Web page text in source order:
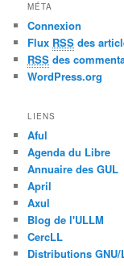
MÉTA
Connexion
Flux RSS des
RSS des
WordPress.org
LIENS
Aful
Agenda du Libre
Annuaire des GUL
April
Axul
Blog de l'ULLM
CercLL
Distributions